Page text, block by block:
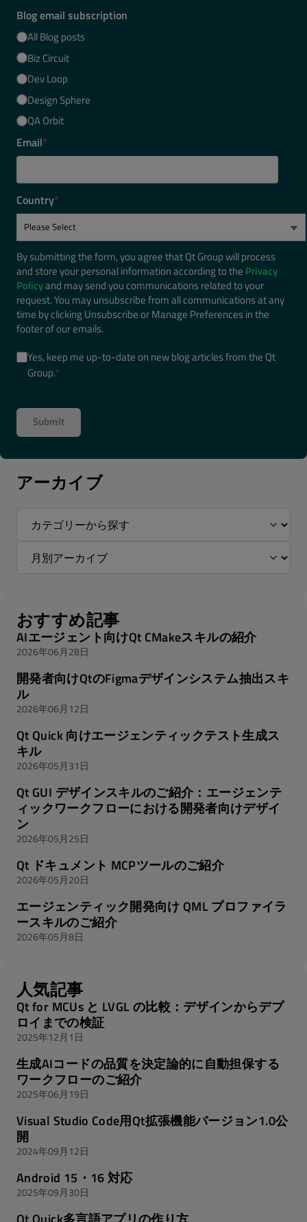
Blog email subscription
All Blog posts
Biz Circuit
Dev Loop
Design Sphere
QA Orbit
Email*
Country*
By submitting the form, you agree that Qt Group will process
and store your personal information according to the Privacy
Policyand may send you communications related to your
request. You may unsubscribe from all communications at any
time by clicking Unsubscribe or Manage Preferences in the
footer of our emails.
Yes, keep me up-to-date on new blog articles from the Qt
Group.*
アーカイブ
おすすめ記事
AIエージェント向けQt CMakeスキルの紹介
2026年06月28日
開発者向けQtのFigmaデザインシステム抽出スキ
ル
2026年06月12日
Qt Quick 向けエージェンティックテスト生成ス
キル
2026年05月31日
Qt GUI デザインスキルのご紹介：エージェンテ
ィックワークフローにおける開発者向けデザイ
ン
2026年05月25日
Qt ドキュメント MCPツールのご紹介
2026年05月20日
エージェンティック開発向け QML プロファイラ
ースキルのご紹介
2026年05月8日
人気記事
Qt for MCUs と LVGL の比較：デザインからデプ
ロイまでの検証
2025年12月1日
生成AIコードの品質を決定論的に自動担保する
ワークフローのご紹介
2025年06月19日
Visual Studio Code用Qt拡張機能バージョン1.0公
開
2024年09月12日
Android 15・16 対応
2025年09月30日